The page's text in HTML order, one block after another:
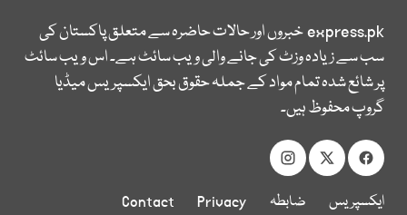
express.pkخبروں اور حالات حاضرہ سے متعلق پاکستان کی
سب سے زیادہ وزٹ کی جانے والی ویب سائٹ ہے۔ اس ویب سائٹ
پر شائع شدہ تمام مواد کے جملہ حقوق بحق ایکسپریس میڈیا
گروپ محفوظ ہیں۔
ایکسپریس
ضابطہ
Privacy
Contact